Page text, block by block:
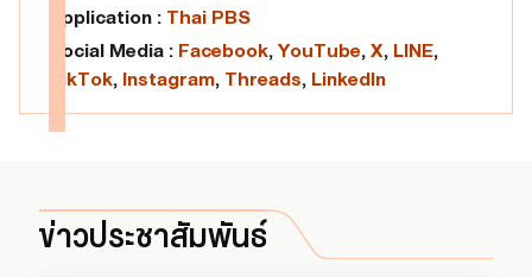
Application : Thai PBS
Social Media : Facebook, YouTube, X, LINE,
TikTok, Instagram, Threads, LinkedIn
ข่าวประชาสัมพันธ์